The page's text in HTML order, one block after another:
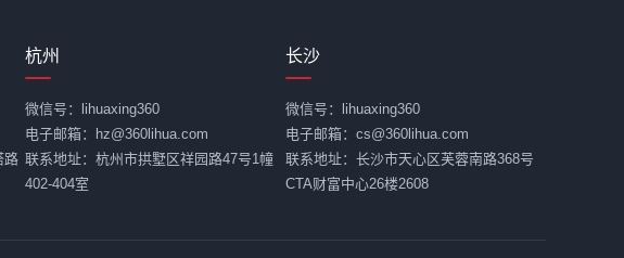
路
杭州
微信号：lihuaxing360
电子邮箱：hz@360lihua.com
联系地址：杭州市拱墅区祥园路47号1幢
402-404室
长沙
微信号：lihuaxing360
电子邮箱：cs@360lihua.com
联系地址：长沙市天心区芙蓉南路368号
CTA财富中心26楼2608